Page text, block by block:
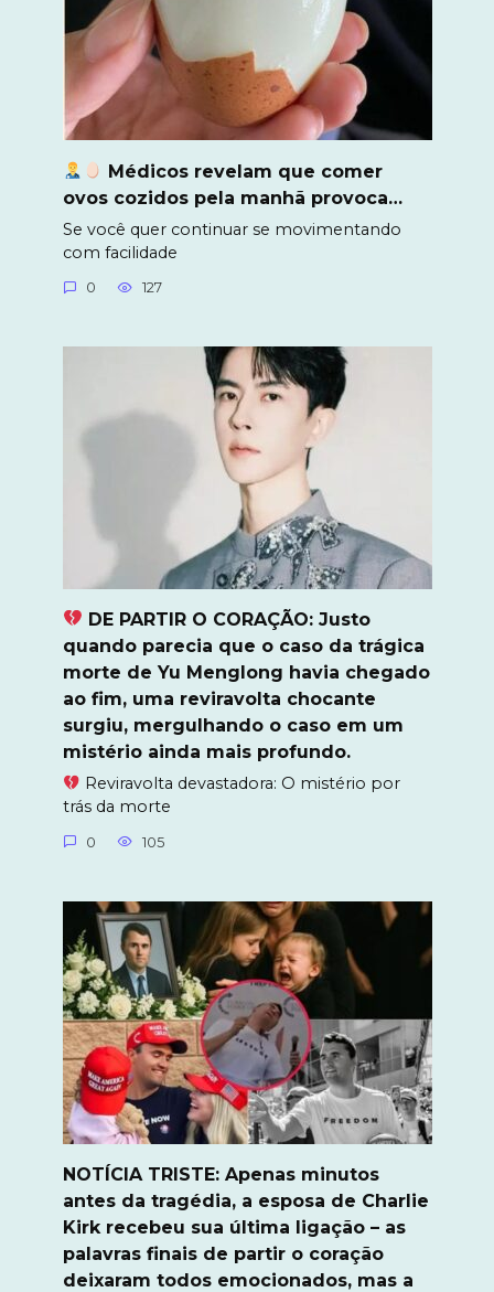
Médicos revelam que comer
ovos cozidos pela manhã provoca…
Se você quer continuar se movimentando
com facilidade
0 127
DE PARTIR O CORAÇÃO: Justo
quando parecia que o caso da trágica
morte de Yu Menglong havia chegado
ao fim, uma reviravolta chocante
surgiu, mergulhando o caso em um
mistério ainda mais profundo.
Reviravolta devastadora: O mistério por
trás da morte
0 105
NOTÍCIA TRISTE: Apenas minutos
antes da tragédia, a esposa de Charlie
Kirk recebeu sua última ligação – as
palavras finais de partir o coração
deixaram todos emocionados, mas a